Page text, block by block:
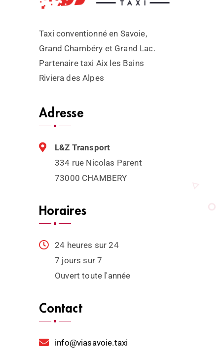
Taxi conventionné en Savoie,
Grand Chambéry et Grand Lac.
Partenaire taxi Aix les Bains
Riviera des Alpes
Adresse
L&Z Transport
334 rue Nicolas Parent
73000 CHAMBERY
Horaires
24 heures sur 24
7 jours sur 7
Ouvert toute l'année
Contact
info@viasavoie.taxi